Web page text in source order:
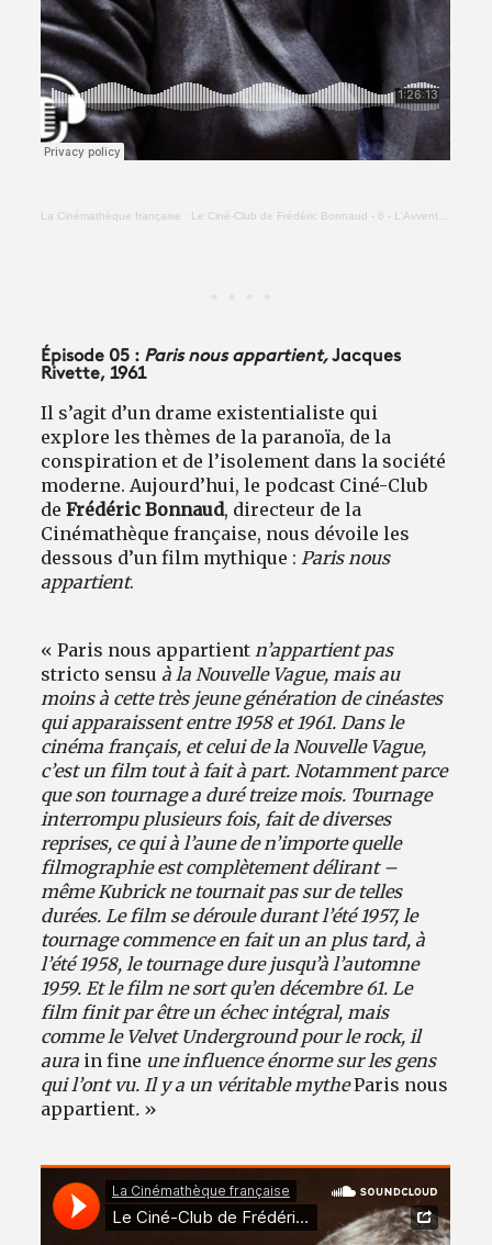
La Cinémathèque française · Le Ciné-Club de Frédéric Bonnaud - 6 - L'Avventura (Michelangelo Antonioni)
Épisode 05 : Paris nous appartient,Jacques
Rivette, 1961
Il s’agit d’un drame existentialiste qui
explore les thèmes de la paranoïa, de la
conspiration et de l’isolement dans la société
moderne. Aujourd’hui, le podcast Ciné-Club
deFrédéric Bonnaud, directeur de la
Cinémathèque française, nous dévoile les
dessous d’un film mythique :Paris nous
appartient.
« Paris nous appartient n’appartient pas
stricto sensu à la Nouvelle Vague, mais au
moins à cette très jeune génération de cinéastes
qui apparaissent entre 1958 et 1961. Dans le
cinéma français, et celui de la Nouvelle Vague,
c’est un film tout à fait à part. Notamment parce
que son tournage a duré treize mois. Tournage
interrompu plusieurs fois, fait de diverses
reprises, ce qui à l’aune de n’importe quelle
filmographie est complètement délirant –
même Kubrick ne tournait pas sur de telles
durées. Le film se déroule durant l’été 1957, le
tournage commence en fait un an plus tard, à
l’été 1958, le tournage dure jusqu’à l’automne
1959. Et le film ne sort qu’en décembre 61. Le
film finit par être un échec intégral, mais
comme le Velvet Underground pour le rock, il
aura in fine une influence énorme sur les gens
qui l’ont vu. Il y a un véritable mytheParis nous
appartient. »